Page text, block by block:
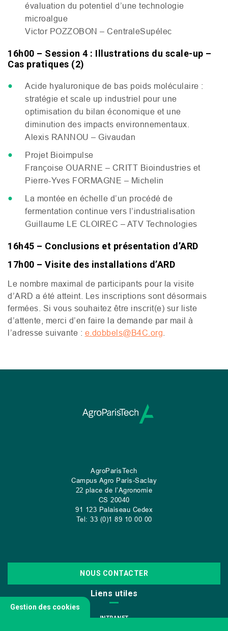
évaluation du potentiel d’une technologie
microalgue
Victor POZZOBON – CentraleSupélec
16h00 – Session 4 : Illustrations du scale-up –
Cas pratiques (2)
Acide hyaluronique de bas poids moléculaire :
stratégie et scale up industriel pour une
optimisation du bilan économique et une
diminution des impacts environnementaux.
Alexis RANNOU – Givaudan
Projet Bioimpulse
Françoise OUARNE – CRITT Bioindustries et
Pierre-Yves FORMAGNE – Michelin
La montée en échelle d’un procédé de
fermentation continue vers l’industrialisation
Guillaume LE CLOIREC – ATV Technologies
16h45 – Conclusions et présentation d’ARD
17h00 – Visite des installations d’ARD
Le nombre maximal de participants pour la visite
d’ARD a été atteint. Les inscriptions sont désormais
fermées. Si vous souhaitez être inscrit(e) sur liste
d’attente, merci d’en faire la demande par mail à
l’adresse suivante : e.dobbels@B4C .org
AgroParisTech
Campus Agro Paris-Saclay
22 place de l’Agronomie
CS 20040
91 123 Palaiseau Cedex
Tel: 33 (0)1 89 10 00 00
NOUS CONTACTER
Liens utiles
INTRANET
Gestion des cookies